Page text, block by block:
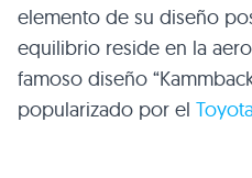
elemento de su diseño
equilibrio reside en la
famoso diseño
popularizado por el